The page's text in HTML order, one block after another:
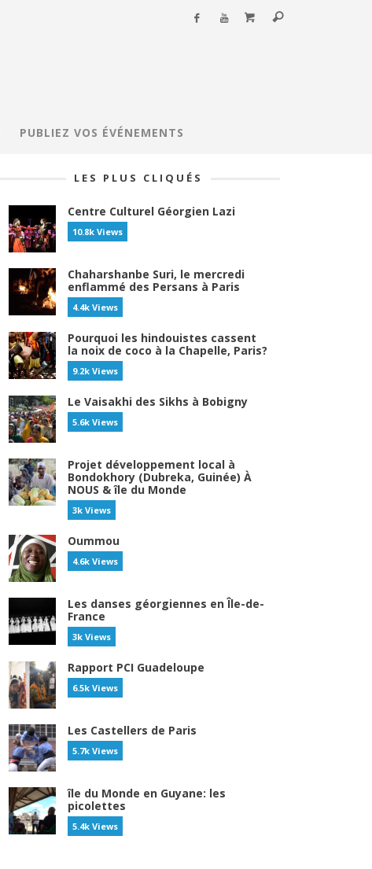
PUBLIEZ VOS ÉVÉNEMENTS
LES PLUS CLIQUÉS
Centre Culturel Géorgien Lazi
10.8k Views
Chaharshanbe Suri, le mercredi
enflammé des Persans à Paris
4.4k Views
Pourquoi les hindouistes cassent
la noix de coco à la Chapelle, Paris?
9.2k Views
Le Vaisakhi des Sikhs à Bobigny
5.6k Views
Projet développement local à
Bondokhory (Dubreka, Guinée) À
NOUS & île du Monde
3k Views
Oummou
4.6k Views
Les danses géorgiennes en Île-de-
France
3k Views
Rapport PCI Guadeloupe
6.5k Views
Les Castellers de Paris
5.7k Views
île du Monde en Guyane: les
picolettes
5.4k Views